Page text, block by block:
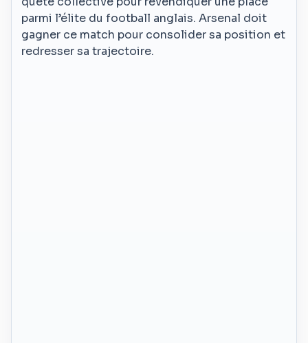
parmi l’élite du football anglais. Arsenal doit
gagner ce match pour consolider sa position et
redresser sa trajectoire.